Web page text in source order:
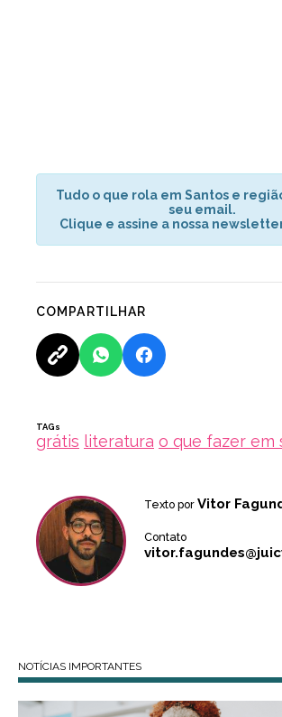
Tudo o que rola em Santos e
seu email.
Clique e assine a nossa
COMPARTILHAR
TAGs
grátis literatura o que fazer em
Texto por Vitor
Contato
NOTÍCIAS IMPORTANTES